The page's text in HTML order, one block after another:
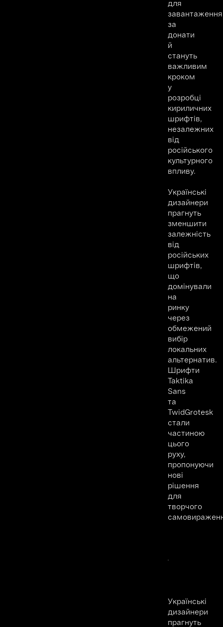
для
завантаження
за
донати
й
стануть
важливим
кроком
у
розробці
кириличних
шрифтів,
незалежних
від
російського
культурного
впливу.
Українські
дизайнери
прагнуть
зменшити
залежність
від
російських
шрифтів,
що
домінували
на
ринку
через
обмежений
вибір
локальних
альтернатив.
Шрифти
Taktika
Sans
та
TwidGrotesk
стали
частиною
цього
руху,
пропонуючи
нові
рішення
для
творчого
Українські
дизайнери
прагнуть